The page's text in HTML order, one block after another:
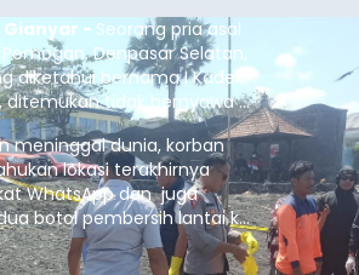
- Seorang pria asal
Denpasar Selatan,
diketahui bernama I Kadek
ditemukan tidak bernyawa di
Sukawati.
meninggal dunia, korban
lokasi terakhirnya
WhatsApp dan juga
botol pembersih lantai ke